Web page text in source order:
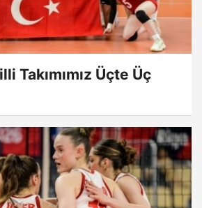
Takımımız Üçte Üç